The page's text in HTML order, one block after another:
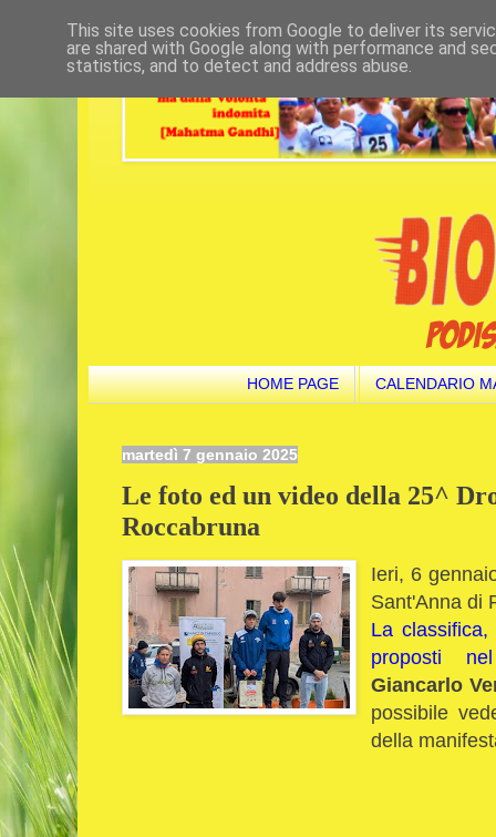
HOME PAGE CALENDARIO
martedì 7 gennaio 2025
Le foto ed un video della 25^
Roccabruna
Ieri, 6
Sant'Anna di
La
proposti
Giancarlo
possibile
della
This site uses cookies from Google to deliver its
are shared with Google along with performance and
statistics, and to detect and address abuse.